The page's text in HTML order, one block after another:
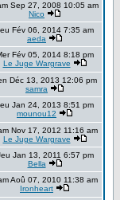
Sep 27, 2008 10:05 am
Nico
Fév 06, 2014 7:35 am
aeda
Fév 05, 2014 8:18 pm
Le Juge Wargrave
Déc 13, 2013 12:06 pm
samra
Jan 24, 2013 8:51 pm
mounou12
Nov 17, 2012 11:16 am
Le Juge Wargrave
Jan 13, 2011 6:57 pm
Bella
Aoû 07, 2010 11:38 am
Ironheart